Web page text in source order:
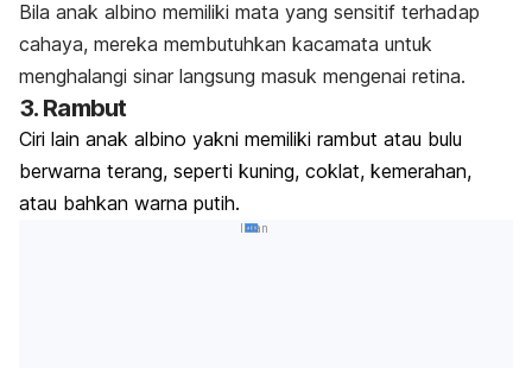
Bila anak albino memiliki mata yang sensitif terhadap
cahaya, mereka membutuhkan kacamata untuk
menghalangi sinar langsung masuk mengenai retina.
3. Rambut
Ciri lain anak albino yakni memiliki rambut atau bulu
berwarna terang, seperti kuning, coklat, kemerahan,
atau bahkan warna putih.
Iklan